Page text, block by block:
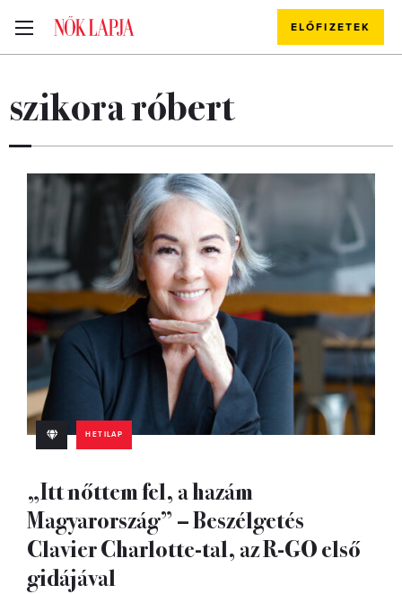
ELŐFIZETEK
szikora róbert
HETILAP
„Itt nőttem fel, a hazám
Magyarország” – Beszélgetés
Clavier Charlotte-tal, az R-GO első
gidájával